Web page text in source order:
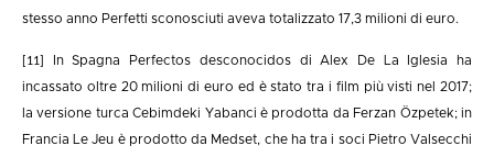
stesso anno Perfetti sconosciuti aveva totalizzato 17,3 milioni di euro.
[11]
In Spagna Perfectos desconocidos di Alex De La Iglesia ha
incassato oltre 20 milioni di euro ed è stato tra i film più visti nel 2017;
la versione turca Cebimdeki Yabanci è prodotta da Ferzan Özpetek; in
Francia Le Jeu è prodotto da Medset, che ha tra i soci Pietro Valsecchi